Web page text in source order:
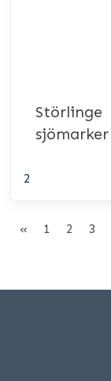
Störlinge
sjömarker
2
« 1 2 3